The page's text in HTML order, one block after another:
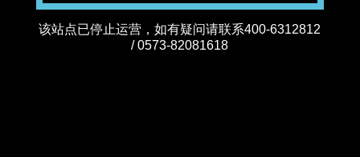
该站点已停止运营，如有疑问请联系400-6312812
/ 0573-82081618